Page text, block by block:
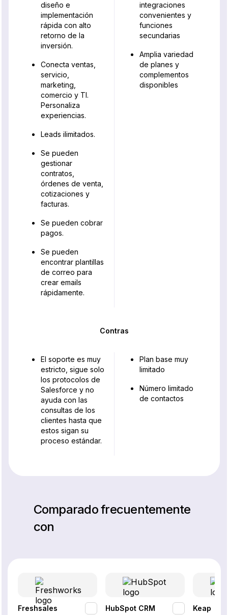
diseño e
implementación
rápida con alto
retorno de la
inversión.
Conecta ventas,
servicio,
marketing,
comercio y TI.
Personaliza
experiencias.
Leads ilimitados.
Se pueden
gestionar
contratos,
órdenes de venta,
cotizaciones y
facturas.
Se pueden cobrar
pagos.
Se pueden
encontrar plantillas
de correo para
crear emails
rápidamente.
integraciones
convenientes y
funciones
secundarias
Amplia variedad
de planes y
complementos
disponibles
Contras
El soporte es muy
estricto, sigue solo
los protocolos de
Salesforce y no
ayuda con las
consultas de los
clientes hasta que
estos sigan su
proceso estándar.
Plan base muy
limitado
Número limitado
de contactos
Comparado frecuentemente
con
Freshsales HubSpot CRM Keap